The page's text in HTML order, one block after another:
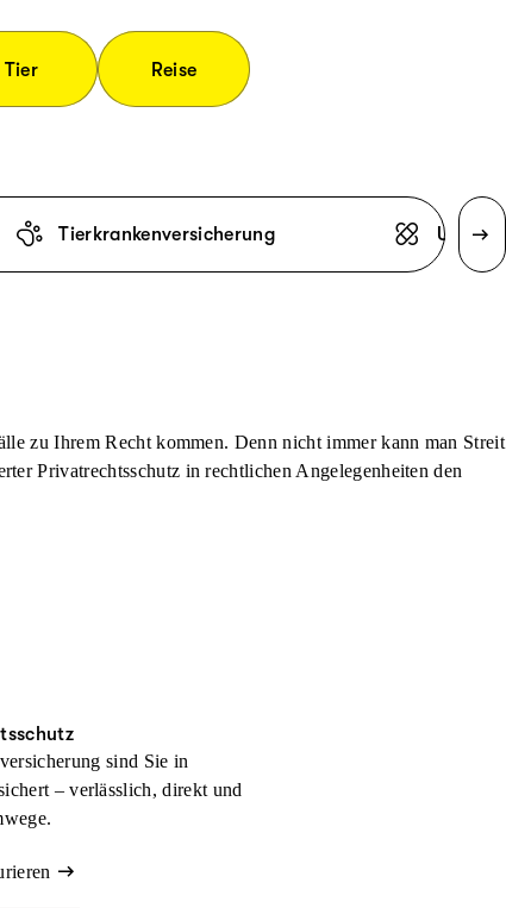
Tier Reise
Tierkrankenversicherung
zu Ihrem Recht kommen. Denn nicht immer kann man Streit
Privatrechtsschutz in rechtlichen Angelegenheiten den
sind Sie in
– verlässlich, direkt und